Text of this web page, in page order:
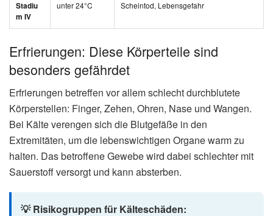
Die Gesundheitsrisiken bei strengem Frost werden häufig
unterschätzt. LautDeutschem Roten Kreuzkönnen bereits
wenige Minuten im Freien bei starkem Frost zu
Erfrierungen führen – besonders bei Wind.
Unterkühlung: Ab wann wird es
lebensbedrohlich?
Eine Unterkühlung (Hypothermie) beginnt, wenn die
Körperkerntemperatur unter 35 Grad Celsius fällt. Der
Körper versucht zunächst durch Zittern Wärme zu
erzeugen, doch bei weiter sinkender Temperatur versagen